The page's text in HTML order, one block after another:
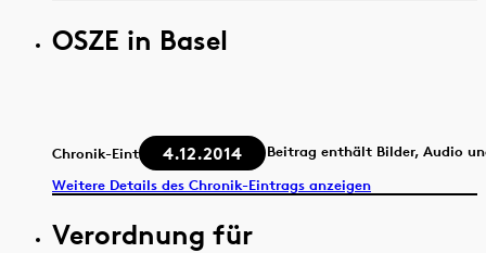
OSZE in Basel
Chronik-Eintrag 4.12.2014
Beitrag enthält Bilder, Audio
Weitere Details des Chronik-Eintrags anzeigen
Verordnung für